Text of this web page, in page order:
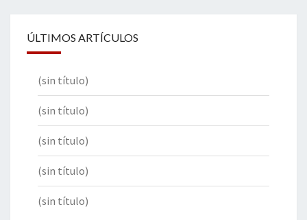
ÚLTIMOS ARTÍCULOS
(sin título)
(sin título)
(sin título)
(sin título)
(sin título)